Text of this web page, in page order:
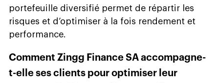
portefeuille diversifié permet de répartir les
risques et d’optimiser à la fois rendement et
performance.
Comment Zingg Finance SA accompagne-
t-elle ses clients pour optimiser leur